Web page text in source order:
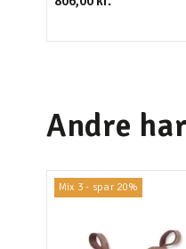
Andre
Mix 3 - spar 20%